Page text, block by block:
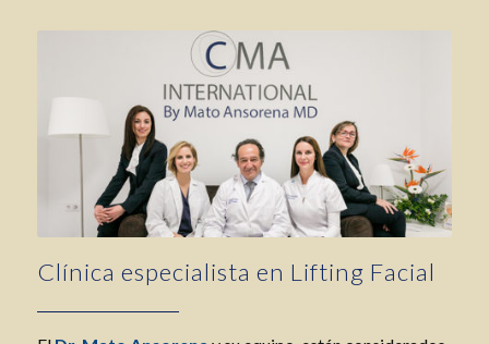
Clínica especialista en Lifting Facial